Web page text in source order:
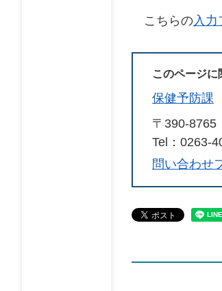
こちらの 入力
このページ
保健予防課
〒390-8765
Tel：0263-
問い合わせ